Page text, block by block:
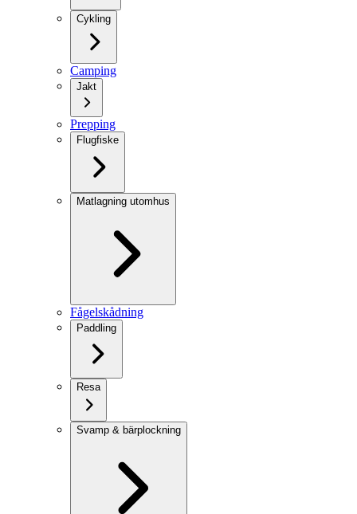
Cykling
Camping
Jakt
Prepping
Flugfiske
Matlagning utomhus
Fågelskådning
Paddling
Resa
Svamp & bärplockning